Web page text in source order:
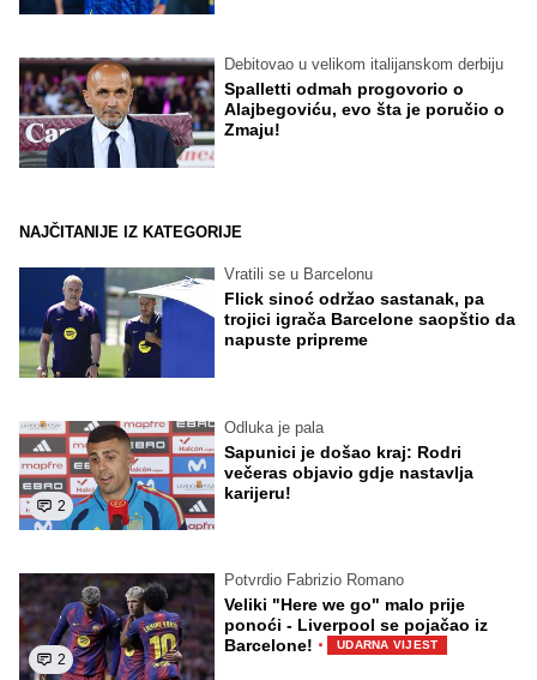
Debitovao u velikom italijanskom derbiju
Spalletti odmah progovorio o
Alajbegoviću, evo šta je poručio o
Zmaju!
NAJČITANIJE IZ KATEGORIJE
Vratili se u Barcelonu
Flick sinoć održao sastanak, pa
trojici igrača Barcelone saopštio da
napuste pripreme
2
Odluka je pala
Sapunici je došao kraj: Rodri
večeras objavio gdje nastavlja
karijeru!
2
Potvrdio Fabrizio Romano
Veliki "Here we go" malo prije
ponoći - Liverpool se pojačao iz
Barcelone! · UDARNA VIJEST